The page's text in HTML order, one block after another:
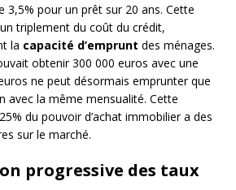
3,5% pour un prêt sur 20 ans. Cette
triplement du coût du crédit,
la capacité d’emprunt des ménages.
obtenir 300 000 euros avec une
ne peut désormais emprunter que
avec la même mensualité. Cette
du pouvoir d’achat immobilier a des
sur le marché.
progressive des taux